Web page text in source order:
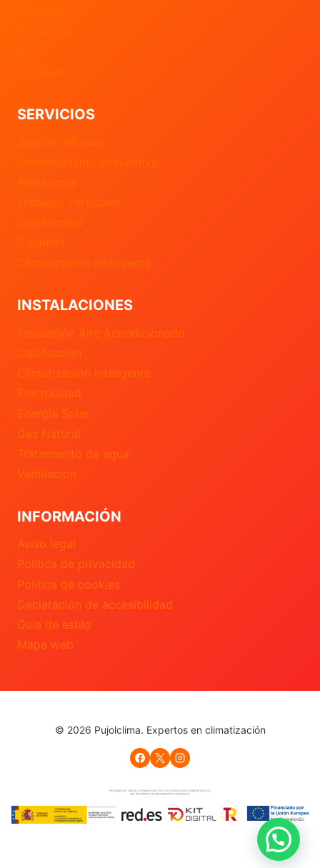
SERVICIOS
Mantenimiento Preventivo
Trabajos Verticales
Calefacción
Calderas
Climatización inteligente
INSTALACIONES
Instalación Aire Acondicionado
Calefacción
Climatización inteligente
Electricidad
Energía Solar
Gas Natural
Tratamiento de agua
Ventilación
INFORMACIÓN
Aviso legal
Política de privacidad
Política de cookies
Declaración de accesibilidad
Guía de estilo
Mapa web
© 2026 Pujolclima. Expertos en climatización